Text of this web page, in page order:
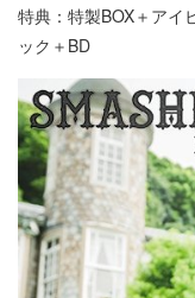
特典：特製BOX＋アイ
ック＋BD